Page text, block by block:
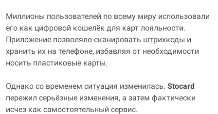
Миллионы пользователей по всему миру использовали
его как цифровой кошелёк для карт лояльности.
Приложение позволяло сканировать штрихкоды и
хранить их на телефоне, избавляя от необходимости
носить пластиковые карты.
Однако со временем ситуация изменилась. Stocard
пережил серьёзные изменения, а затем фактически
исчез как самостоятельный сервис.